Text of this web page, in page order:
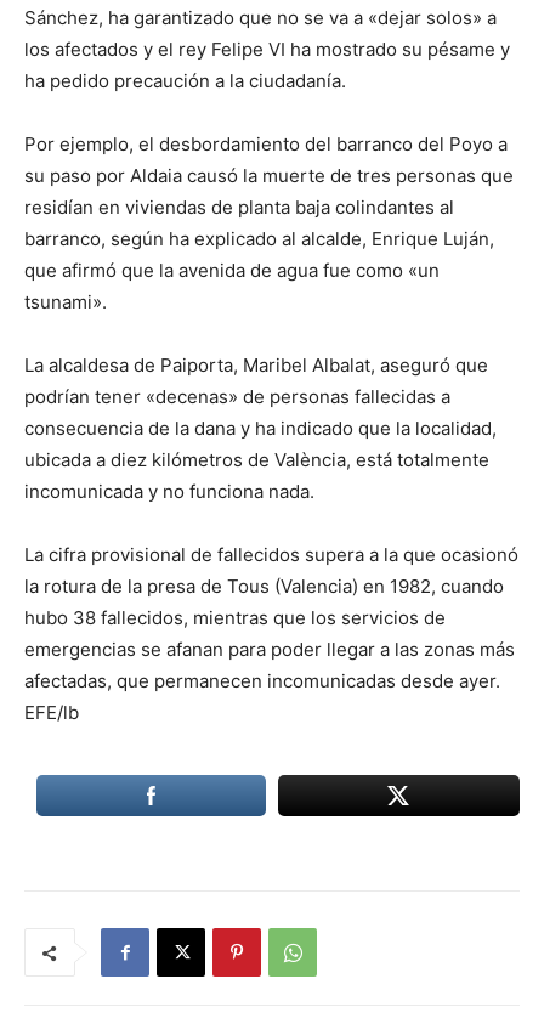
Sánchez, ha garantizado que no se va a «dejar solos» a
los afectados y el rey Felipe VI ha mostrado su pésame y
ha pedido precaución a la ciudadanía.
Por ejemplo, el desbordamiento del barranco del Poyo a
su paso por Aldaia causó la muerte de tres personas que
residían en viviendas de planta baja colindantes al
barranco, según ha explicado al alcalde, Enrique Luján,
que afirmó que la avenida de agua fue como «un
tsunami».
La alcaldesa de Paiporta, Maribel Albalat, aseguró que
podrían tener «decenas» de personas fallecidas a
consecuencia de la dana y ha indicado que la localidad,
ubicada a diez kilómetros de València, está totalmente
incomunicada y no funciona nada.
La cifra provisional de fallecidos supera a la que ocasionó
la rotura de la presa de Tous (Valencia) en 1982, cuando
hubo 38 fallecidos, mientras que los servicios de
emergencias se afanan para poder llegar a las zonas más
afectadas, que permanecen incomunicadas desde ayer.
EFE/lb